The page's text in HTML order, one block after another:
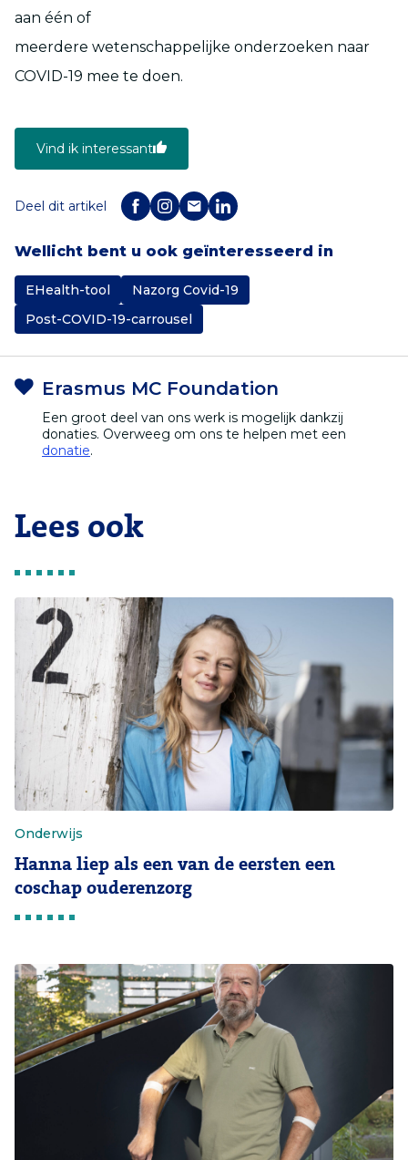
aan één of
meerdere wetenschappelijke onderzoeken naar
COVID-19 mee te doen.
Vind ik interessant
Deel dit artikel
Wellicht bent u ook geïnteresseerd in
EHealth-tool
Nazorg Covid-19
Post-COVID-19-carrousel
Erasmus MC Foundation
Een groot deel van ons werk is mogelijk dankzij
donaties. Overweeg om ons te helpen met een
donatie.
Lees ook
Onderwijs
Hanna liep als een van de eersten een
coschap ouderenzorg